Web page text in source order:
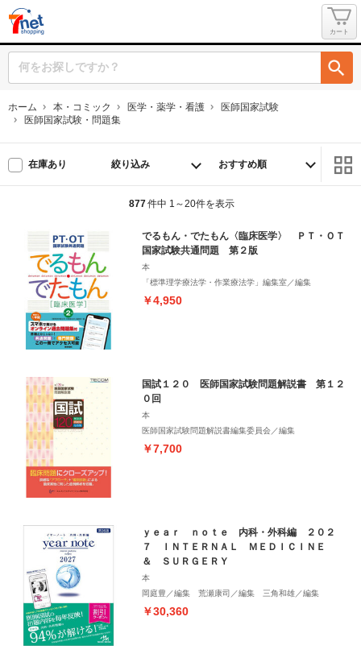
カート
ホーム 本・コミック 医学・薬学・看護
医師国家試験
医師国家試験・問題集
在庫あり 絞り込み
877件中 1～20件を表示
でるもん・でたもん〈臨床医学〉 ＰＴ・ＯＴ
国家試験共通問題 第２版
本
「標準理学療法学・作業療法学」編集室／編集
￥4,950
国試１２０ 医師国家試験問題解説書 第１２
０回
本
医師国家試験問題解説書編集委員会／編集
￥7,700
ｙｅａｒ ｎｏｔｅ 内科・外科編 ２０２
７ ＩＮＴＥＲＮＡＬ ＭＥＤＩＣＩＮＥ
＆ ＳＵＲＧＥＲＹ
本
岡庭豊／編集 荒瀬康司／編集 三角和雄／編集
￥30,360